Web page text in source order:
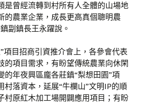
是曾經流轉到村所有人全體的山場地
的農業企業，成長更高真個聰明農
副鎮長王永躍說。
項目招商引資推介會上，各參會代表
的項目需求，有盼望傳統農業向休閑
的年夜興區龐各莊鎮“梨想田園”項
村落資本，延展“牛欄山”文明IP的順
村原紅木加工場開闢應用項目；有盼